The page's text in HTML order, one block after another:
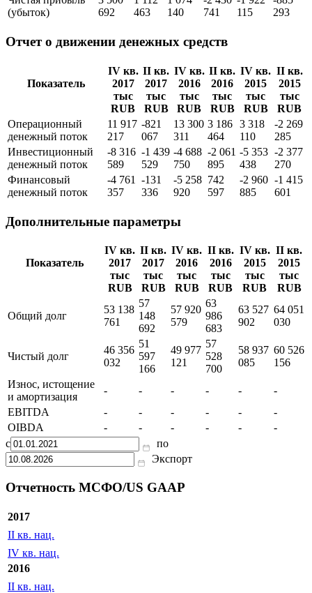
прибыль
Прибыль до
4 957
1 388
2 189
-2 990
-2 130
-1 439
Чистая прибыль
3 500
1 112
1 074
-2 430
Отчет о движении денежных средств
Показатель
IV кв.
2017
тыс
RUB
II кв.
2017
тыс
RUB
IV кв.
2016
тыс
RUB
II кв.
2016
тыс
RUB
IV кв.
2015
тыс
RUB
II кв.
2015
тыс
RUB
Операционный
денежный поток
11 917
217
-821
067
13 300
311
3 186
464
3 318
110
-2 269
285
Инвестиционный
-8 316
-1 439
-4 688
-2 061
-5 353
-2 377
Финансовый
-4 761 -131
-5 258
Дополнительные параметры
Показатель
2017
тыс
II кв.
2017
тыс
RUB
2016
тыс
II кв.
2016
тыс
RUB
2015
тыс
2015
тыс
Общий долг
53 138
761
57
148
692
57 920
579
63
986
683
63 527
902
64 051
030
Чистый долг
032
51
166
121
57
700
085
156
Износ, истощение
и амортизация
- -
EBITDA
- -
с
по
Отчетность МСФО/US GAAP
2017
II кв. нац.